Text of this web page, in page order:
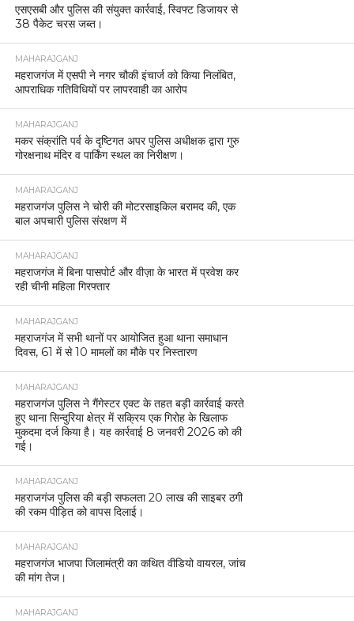
एसएसबी और पुलिस की संयुक्त कार्रवाई, स्विफ्ट डिजायर से
38 पैकेट चरस जब्त।
MAHARAJGANJ
महराजगंज में एसपी ने नगर चौकी इंचार्ज को किया निलंबित,
आपराधिक गतिविधियों पर लापरवाही का आरोप
MAHARAJGANJ
मकर संक्रांति पर्व के दृष्टिगत अपर पुलिस अधीक्षक द्वारा गुरु
गोरक्षनाथ मंदिर व पार्किंग स्थल का निरीक्षण।
MAHARAJGANJ
महराजगंज पुलिस ने चोरी की मोटरसाइकिल बरामद की, एक
बाल अपचारी पुलिस संरक्षण में
MAHARAJGANJ
महराजगंज में बिना पासपोर्ट और वीज़ा के भारत में प्रवेश कर
रही चीनी महिला गिरफ्तार
MAHARAJGANJ
महराजगंज में सभी थानों पर आयोजित हुआ थाना समाधान
दिवस, 61 में से 10 मामलों का मौके पर निस्तारण
MAHARAJGANJ
महराजगंज पुलिस ने गैंगेस्टर एक्ट के तहत बड़ी कार्रवाई करते
हुए थाना सिन्दुरिया क्षेत्र में सक्रिय एक गिरोह के खिलाफ
मुकदमा दर्ज किया है। यह कार्रवाई 8 जनवरी 2026 को की
गई।
MAHARAJGANJ
महराजगंज पुलिस की बड़ी सफलता 20 लाख की साइबर ठगी
की रकम पीड़ित को वापस दिलाई।
MAHARAJGANJ
महराजगंज भाजपा जिलामंत्री का कथित वीडियो वायरल, जांच
की मांग तेज।
MAHARAJGANJ